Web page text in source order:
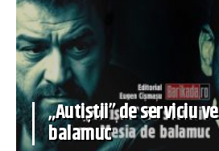
„Autiștii” de serviciu
balamuc